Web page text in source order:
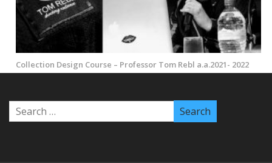
Collection Design Course – Professor Tom Rebl a.a.2021- 2022